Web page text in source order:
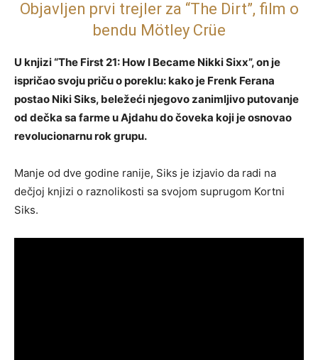
Objavljen prvi trejler za “The Dirt”, film o
bendu Mötley Crüe
U knjizi “The First 21: How I Became Nikki Sixx”, on je
ispričao svoju priču o poreklu: kako je Frenk Ferana
postao Niki Siks, beležeći njegovo zanimljivo putovanje
od dečka sa farme u Ajdahu do čoveka koji je osnovao
revolucionarnu rok grupu.
Manje od dve godine ranije, Siks je izjavio da radi na
dečjoj knjizi o raznolikosti sa svojom suprugom Kortni
Siks.